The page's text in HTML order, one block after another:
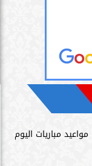
مباريات اليوم